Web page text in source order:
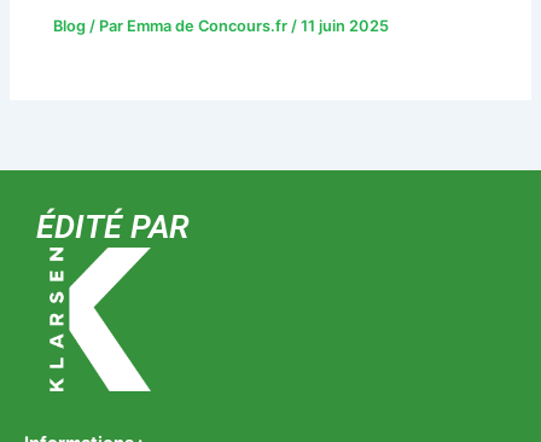
Blog / Par Emma de Concours.fr /11 juin 2025
ÉDITÉ PAR